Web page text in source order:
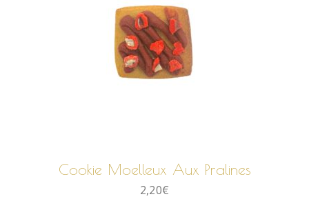
Cookie Moelleux Aux Pralines
2,20€